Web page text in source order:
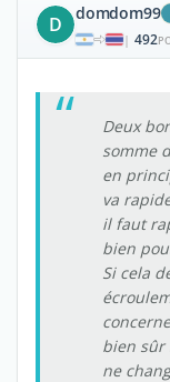
D domdom99
| 492
Deux
somme
en
va
il faut
bien
Si cela
bien sûr
ne